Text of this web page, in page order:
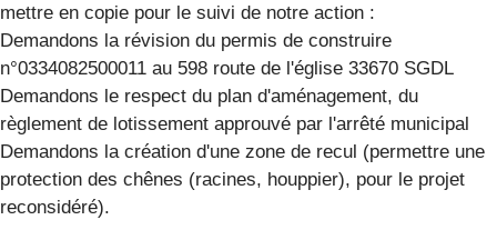
mettre en copie pour le suivi de notre action :
Demandons la révision du permis de construire
n°0334082500011 au 598 route de l'église 33670 SGDL
Demandons le respect du plan d'aménagement, du
règlement de lotissement approuvé par l'arrêté municipal
Demandons la création d'une zone de recul (permettre une
protection des chênes (racines, houppier), pour le projet
reconsidéré).